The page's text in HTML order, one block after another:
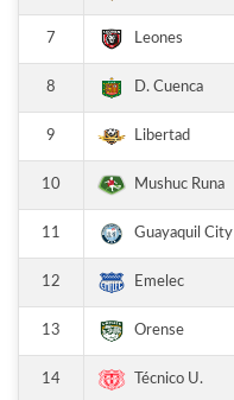
7 Leones
8 D. Cuenca
9 Libertad
10 Mushuc Runa
11 Guayaquil City
12 Emelec
13 Orense
14 Técnico U.